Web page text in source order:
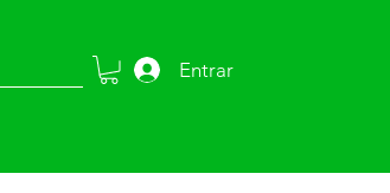
Entrar